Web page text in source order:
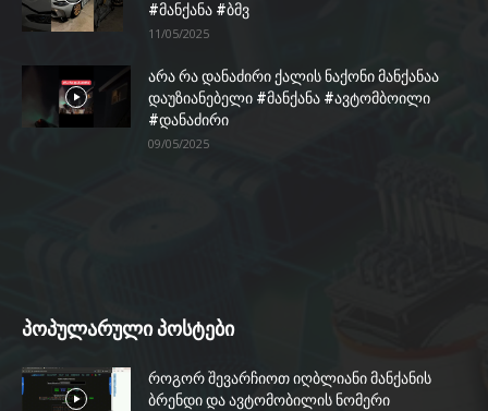
#მანქანა #ბმვ
11/05/2025
არა რა დანაძირი ქალის ნაქონი მანქანაა
დაუზიანებელი #მანქანა #ავტომბოილი
#დანაძირი
09/05/2025
პოპულარული პოსტები
როგორ შევარჩიოთ იღბლიანი მანქანის
ბრენდი და ავტომობილის ნომერი